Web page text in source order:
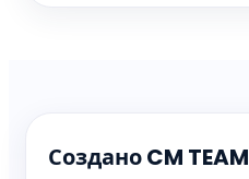
Создано CM TEAM